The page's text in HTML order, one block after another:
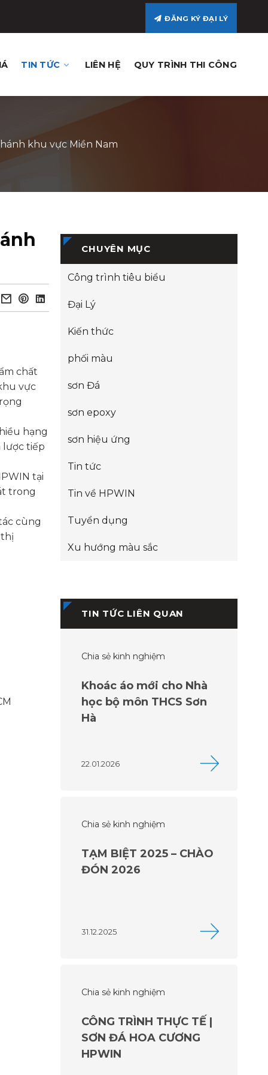
ĐĂNG KÝ ĐẠI LÝ
TIN TỨC LIÊN HỆ QUY TRÌNH THI CÔNG
khu vực Miền Nam
chất
vực
hạng
lược tiếp
tại
trong
cùng
CHUYÊN MỤC
Công trình tiêu biểu
Đại Lý
Kiến thức
phối màu
sơn Đá
sơn epoxy
sơn hiệu ứng
Tin tức
Tin về HPWIN
Tuyển dụng
Xu hướng màu sắc
TIN TỨC LIÊN QUAN
Chia sẻ kinh nghiệm
Khoác áo mới cho Nhà
học bộ môn THCS Sơn
Hà
22.01.2026
Chia sẻ kinh nghiệm
TẠM BIỆT 2025 – CHÀO
ĐÓN 2026
31.12.2025
Chia sẻ kinh nghiệm
CÔNG TRÌNH THỰC TẾ |
SƠN ĐÁ HOA CƯƠNG
HPWIN